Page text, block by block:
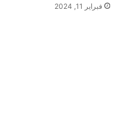
فبراير 11, 2024